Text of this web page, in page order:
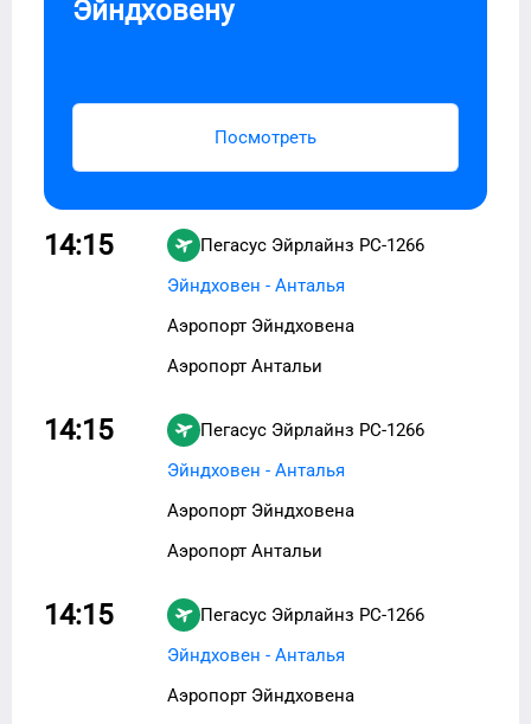
Эйндховену
Посмотреть
14:15 Пегасус Эйрлайнз PC-1266
Эйндховен - Анталья
Аэропорт Эйндховена
Аэропорт Антальи
14:15 Пегасус Эйрлайнз PC-1266
Эйндховен - Анталья
Аэропорт Эйндховена
Аэропорт Антальи
14:15 Пегасус Эйрлайнз PC-1266
Эйндховен - Анталья
Аэропорт Эйндховена